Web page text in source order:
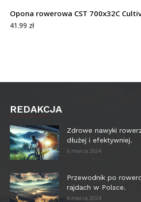
Opona rowerowa CST 700x32C
41.99 zł
REDAKCJA
Zdrowe nawyki
dłużej i efektywniej.
6 marca 2024
Przewodnik po
rajdach w Polsce.
6 marca 2024